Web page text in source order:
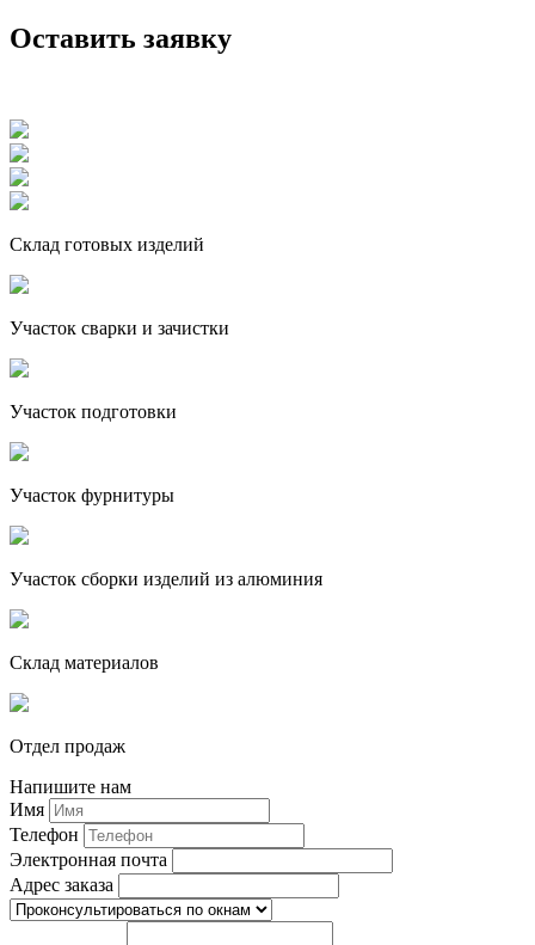
Оставить заявку
Склад готовых изделий
Участок сварки и зачистки
Участок подготовки
Участок фурнитуры
Участок сборки изделий из алюминия
Склад материалов
Отдел продаж
Напишите нам
Имя
Телефон
Электронная почта
Адрес заказа